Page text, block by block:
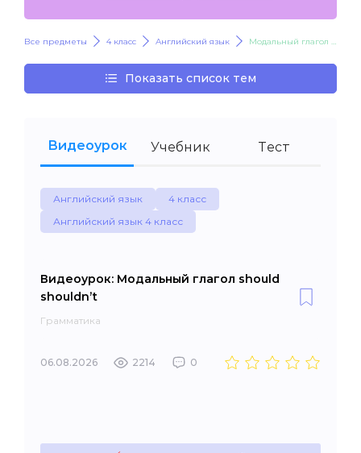
Все предметы 4 класс Английский язык Модальный глагол should shouldn’t
Показать список тем
Видеоурок Учебник Тест
Английский язык
4 класс
Английский язык 4 класс
Видеоурок: Модальный глагол should
shouldn’t
Грамматика
06.08.2026 2214 0